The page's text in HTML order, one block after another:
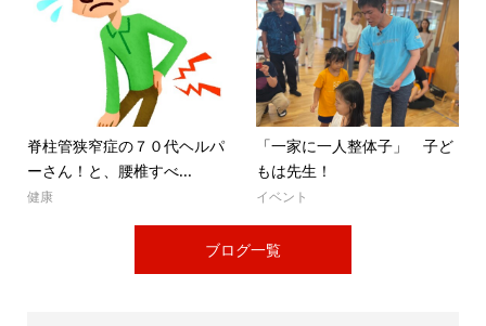
脊柱管狭窄症の７０代ヘルパ
ーさん！と、腰椎すべ...
健康
「一家に一人整体子」 子ど
もは先生！
イベント
ブログ一覧